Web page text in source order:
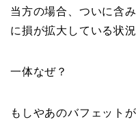
当方の場合、ついに含
に損が拡大している状
一体なぜ？
もしやあのバフェット